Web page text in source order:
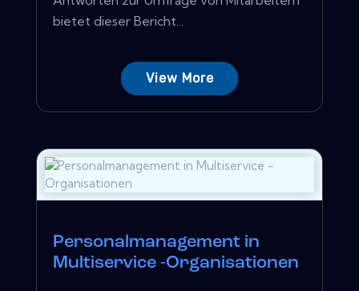
bietet dieser Bericht...
View More
Personalmanagement in
Multiservice -Organisationen